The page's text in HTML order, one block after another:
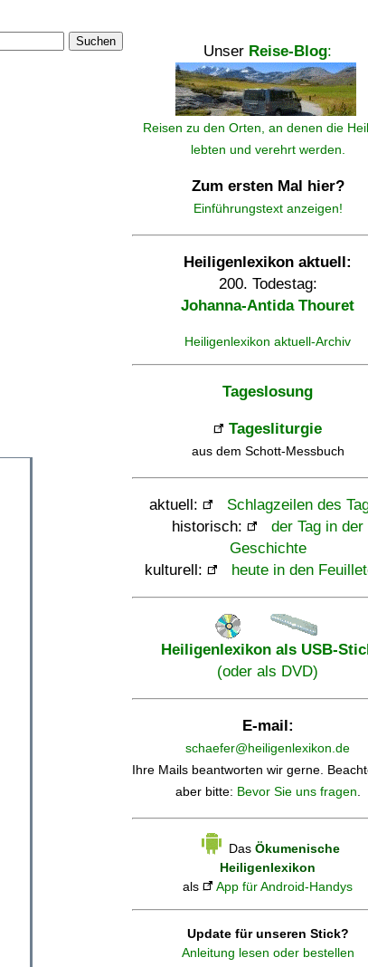
Suchen
Unser Reise-Blog:
Reisen zu den Orten, an denen die
lebten und verehrt werden.
Zum ersten Mal hier?
Einführungstext anzeigen!
Heiligenlexikon aktuell:
200. Todestag:
Johanna-Antida Thouret
Heiligenlexikon aktuell-Archiv
Tageslosung
Tagesliturgie
aus dem Schott-Messbuch
aktuell:
Schlagzeilen des
historisch:
der Tag in der
Geschichte
kulturell:
heute in den
Heiligenlexikon als USB-
(oder als DVD)
E-mail:
schaefer@heiligenlexikon.de
Ihre Mails beantworten wir gerne.
aber bitte: Bevor Sie uns fragen.
Das Ökumenische
Heiligenlexikon
als
App für Android-Handys
Update für unseren Stick?
Anleitung lesen oder bestellen